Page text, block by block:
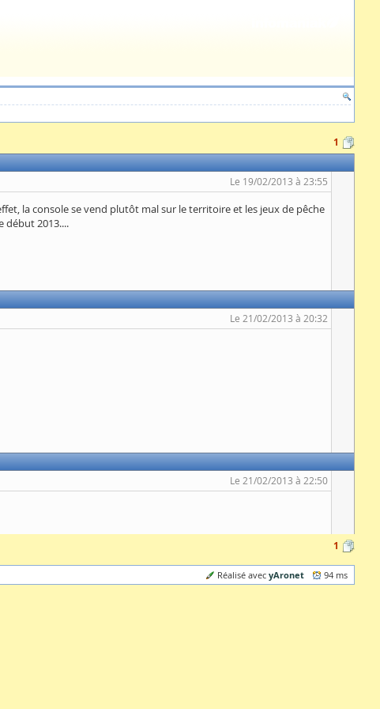
1
Le 19/02/2013 à 23:55
la console se vend plutôt mal sur le territoire et les jeux de pêche
début 2013....
Le 21/02/2013 à 20:32
Le 21/02/2013 à 22:50
1
Réalisé avec yAronet 94 ms